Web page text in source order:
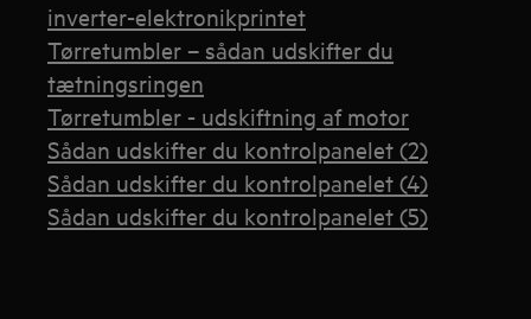
inverter-elektronikprintet
Tørretumbler – sådan udskifter du
tætningsringen
Tørretumbler - udskiftning af motor
Sådan udskifter du kontrolpanelet (2)
Sådan udskifter du kontrolpanelet (4)
Sådan udskifter du kontrolpanelet (5)